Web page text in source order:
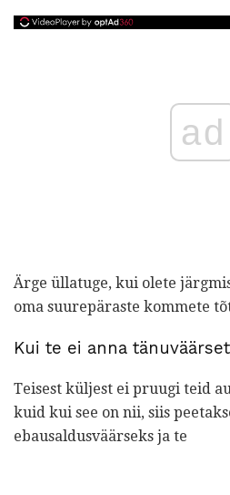
ad
Ärge üllatuge, kui olete
oma suurepäraste kommete
Kui te ei anna
Teisest küljest ei pruugi teid
kuid kui see on nii, siis
ebausaldusväärseks ja te